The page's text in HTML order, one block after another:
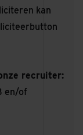
kan
recruiter:
en/of